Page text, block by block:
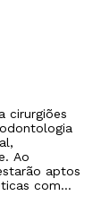
cirurgiões
aptos
com
por